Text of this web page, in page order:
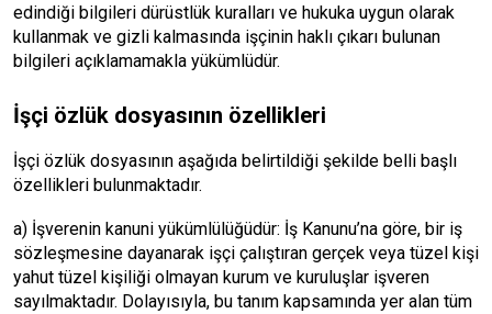
edindiği bilgileri dürüstlük kuralları ve hukuka uygun olarak
kullanmak ve gizli kalmasında işçinin haklı çıkarı bulunan
bilgileri açıklamamakla yükümlüdür.
İşçi özlük dosyasının özellikleri
İşçi özlük dosyasının aşağıda belirtildiği şekilde belli başlı
özellikleri bulunmaktadır.
a) İşverenin kanuni yükümlülüğüdür: İş Kanunu’na göre, bir iş
sözleşmesine dayanarak işçi çalıştıran gerçek veya tüzel kişi
yahut tüzel kişiliği olmayan kurum ve kuruluşlar işveren
sayılmaktadır. Dolayısıyla, bu tanım kapsamında yer alan tüm